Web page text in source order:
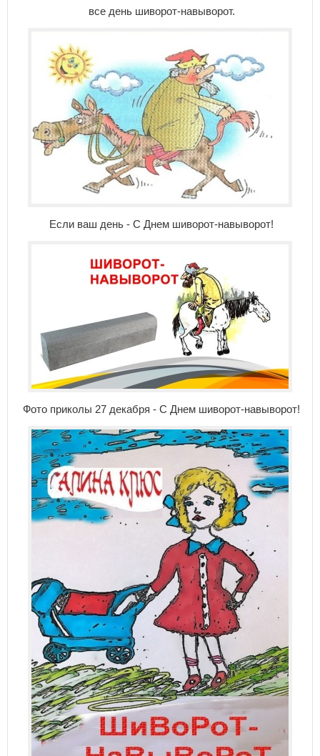
все день шиворот-навыворот.
Если ваш день - С Днем шиворот-навыворот!
Фото приколы 27 декабря - С Днем шиворот-навыворот!